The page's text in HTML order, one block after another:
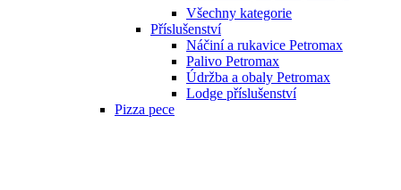
Všechny kategorie
Příslušenství
Náčiní a rukavice Petromax
Palivo Petromax
Údržba a obaly Petromax
Lodge příslušenství
Pizza pece